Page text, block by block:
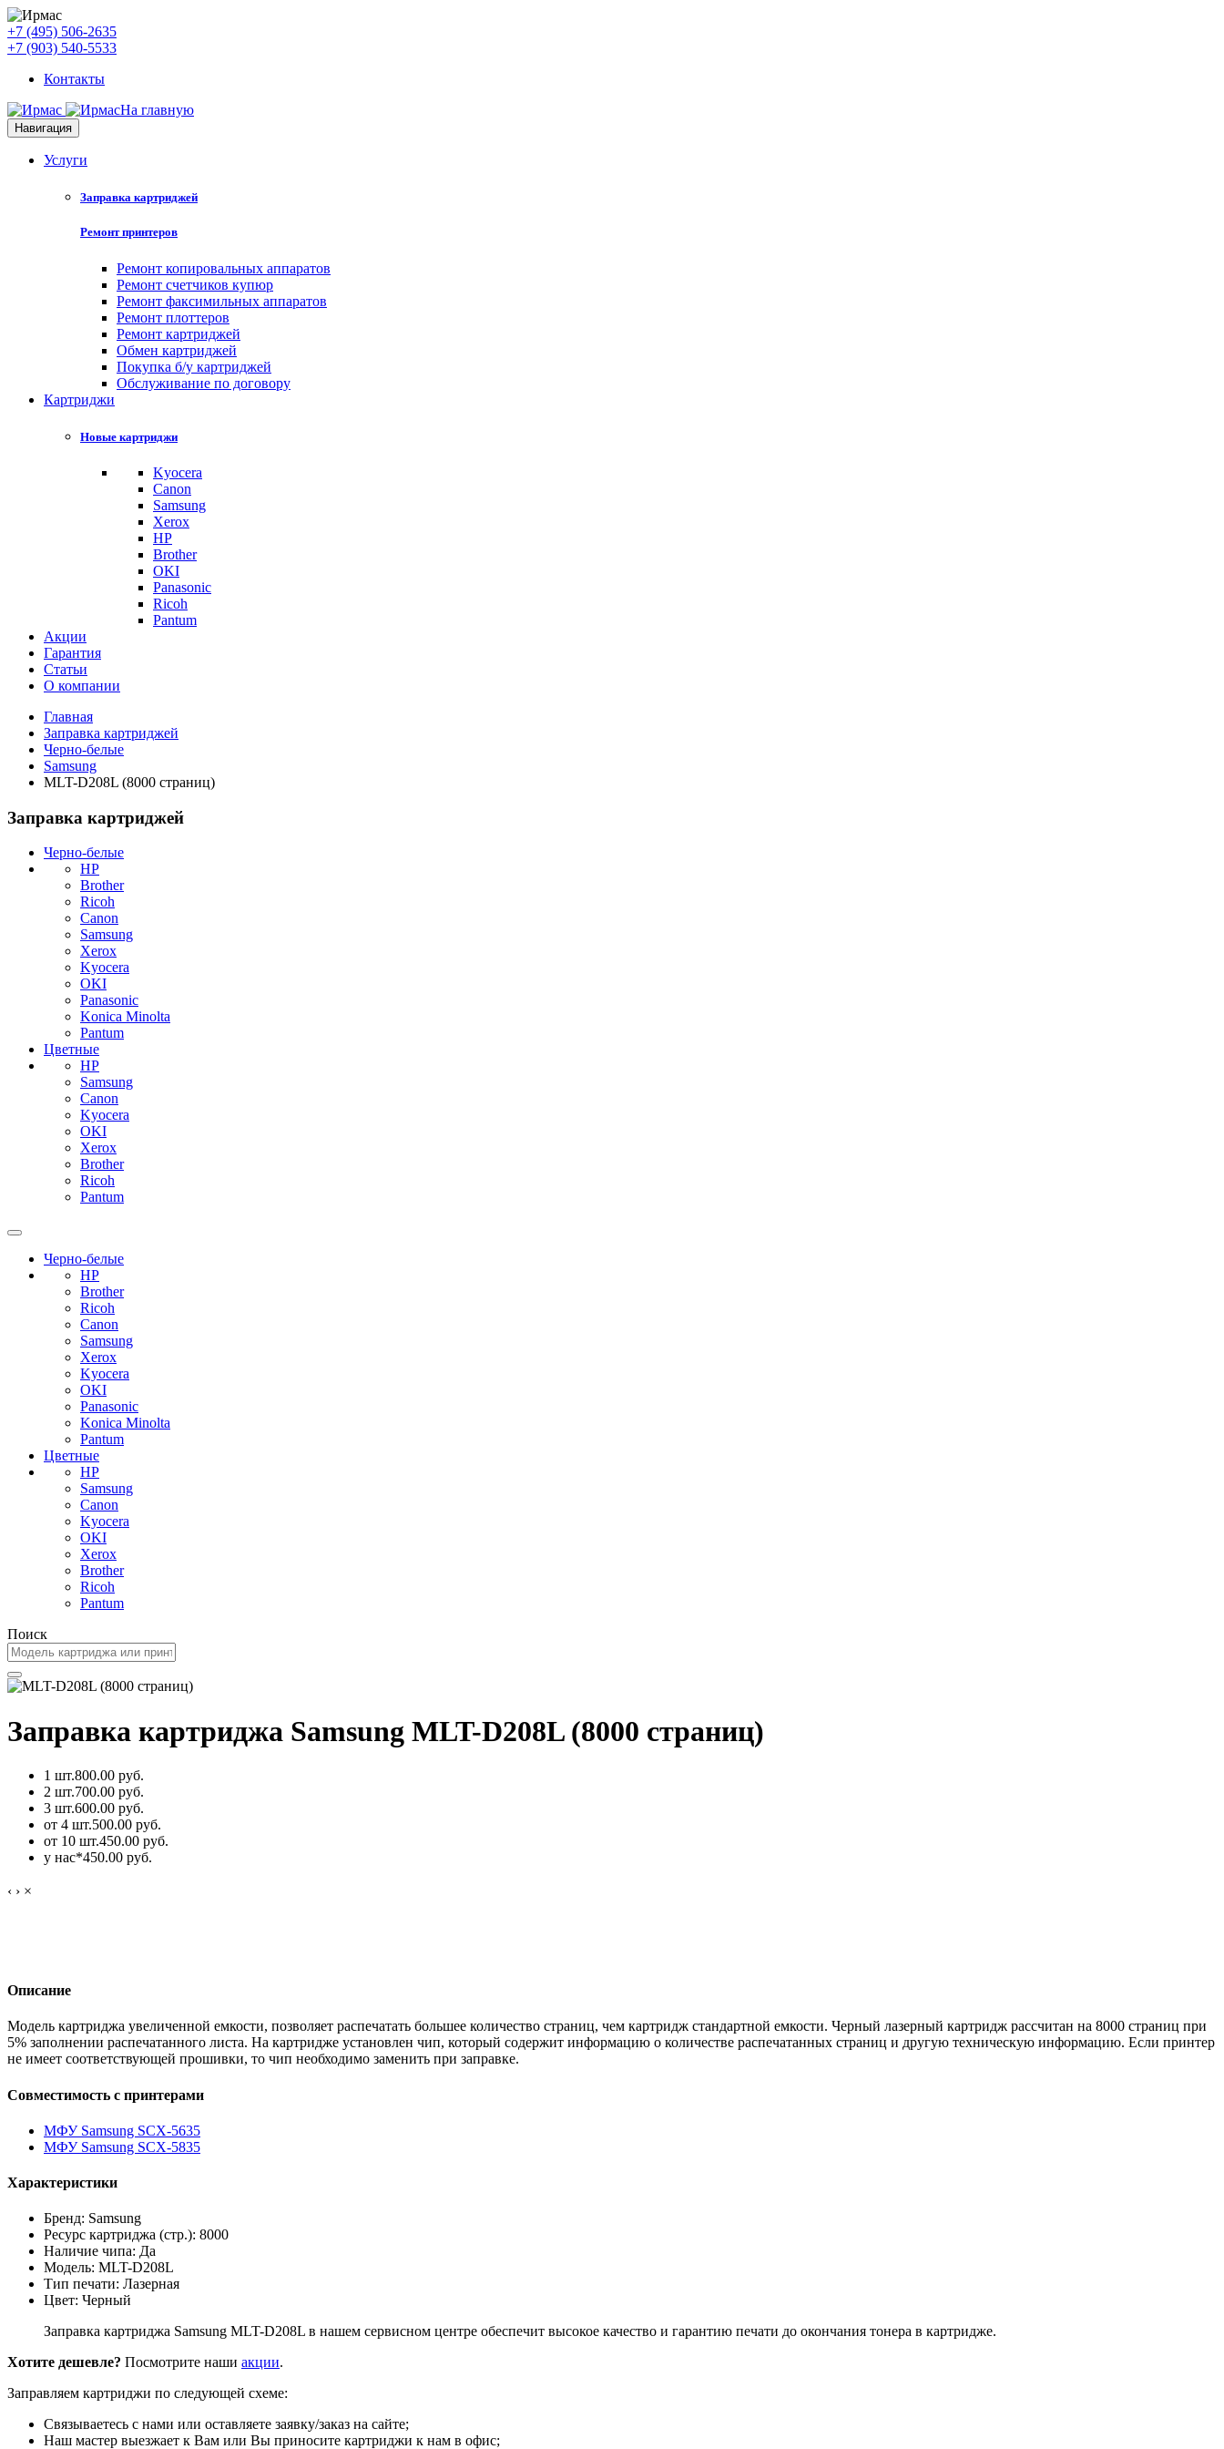
+7 (495) 506-2635
+7 (903) 540-5533
Контакты
На главную
Навигация
Услуги
Заправка картриджей
Ремонт принтеров
Ремонт копировальных аппаратов
Ремонт счетчиков купюр
Ремонт факсимильных аппаратов
Ремонт плоттеров
Ремонт картриджей
Обмен картриджей
Покупка б/у картриджей
Обслуживание по договору
Картриджи
Новые картриджи
Kyocera
Canon
Samsung
Xerox
HP
Brother
OKI
Panasonic
Ricoh
Pantum
Акции
Гарантия
Статьи
О компании
Главная
Заправка картриджей
Черно-белые
Samsung
MLT-D208L (8000 страниц)
Заправка картриджей
Черно-белые
HP
Brother
Ricoh
Canon
Samsung
Xerox
Kyocera
OKI
Panasonic
Konica Minolta
Pantum
Цветные
HP
Samsung
Canon
Kyocera
OKI
Xerox
Brother
Ricoh
Pantum
Черно-белые
HP
Brother
Ricoh
Canon
Samsung
Xerox
Kyocera
OKI
Panasonic
Konica Minolta
Pantum
Цветные
HP
Samsung
Canon
Kyocera
OKI
Xerox
Brother
Ricoh
Pantum
Поиск
Заправка картриджа Samsung MLT-D208L (8000 страниц)
1 шт.800.00 руб.
2 шт.700.00 руб.
3 шт.600.00 руб.
от 4 шт.500.00 руб.
от 10 шт.450.00 руб.
у нас*450.00 руб.
‹ › ×
Описание
Модель картриджа увеличенной емкости, позволяет распечатать большее количество страниц, чем картридж стандартной емкости. Черный лазерный картридж рассчитан на 8000 страниц при
5% заполнении распечатанного листа. На картридже установлен чип, который содержит информацию о количестве распечатанных страниц и другую техническую информацию. Если принтер
не имеет соответствующей прошивки, то чип необходимо заменить при заправке.
Совместимость с принтерами
МФУ Samsung SCX-5635
МФУ Samsung SCX-5835
Характеристики
Бренд: Samsung
Ресурс картриджа (стр.): 8000
Наличие чипа: Да
Модель: MLT-D208L
Тип печати: Лазерная
Цвет: Черный
Заправка картриджа Samsung MLT-D208L в нашем сервисном центре обеспечит высокое качество и гарантию печати до окончания тонера в картридже.
Хотите дешевле? Посмотрите наши акции.
Заправляем картриджи по следующей схеме:
Связываетесь с нами или оставляете заявку/заказ на сайте;
Наш мастер выезжает к Вам или Вы приносите картриджи к нам в офис;